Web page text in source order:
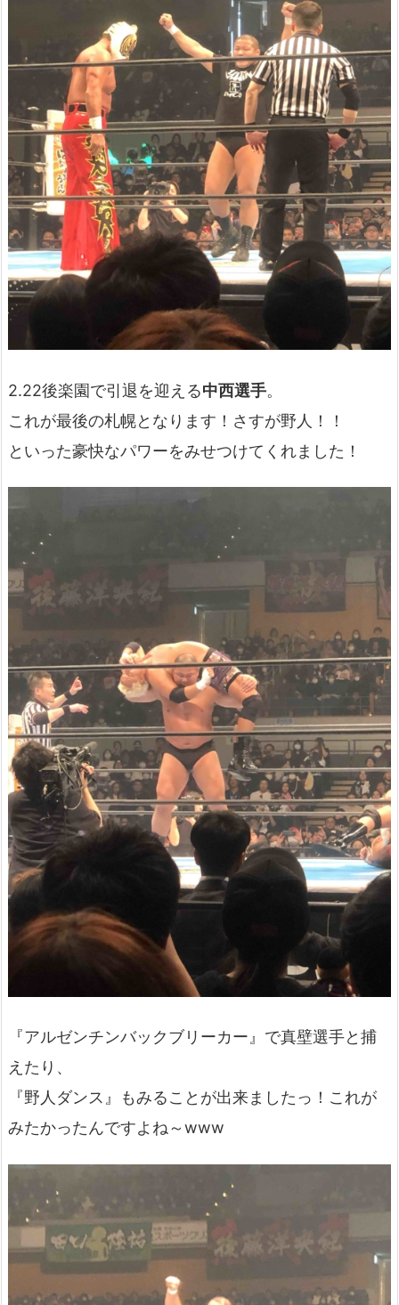
2.22後楽園で引退を迎える中西選手。
これが最後の札幌となります！さすが野人！！
といった豪快なパワーをみせつけてくれました！
『アルゼンチンバックブリーカー』で真壁選手と捕
えたり、
『野人ダンス』もみることが出来ましたっ！これが
みたかったんですよね～www